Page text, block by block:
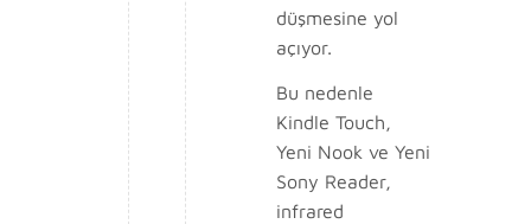
düşmesine yol
açıyor.
Bu nedenle
Kindle Touch,
Yeni Nook ve Yeni
Sony Reader,
infrared